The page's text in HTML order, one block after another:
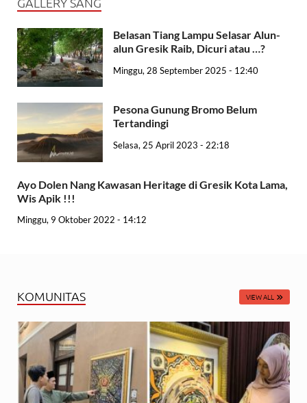
Belasan Tiang Lampu Selasar Alun-
alun Gresik Raib, Dicuri atau …?
Minggu, 28 September 2025 - 12:40
Pesona Gunung Bromo Belum
Tertandingi
Selasa, 25 April 2023 - 22:18
Ayo Dolen Nang Kawasan Heritage di Gresik Kota Lama,
Wis Apik !!!
Minggu, 9 Oktober 2022 - 14:12
KOMUNITAS VIEW ALL